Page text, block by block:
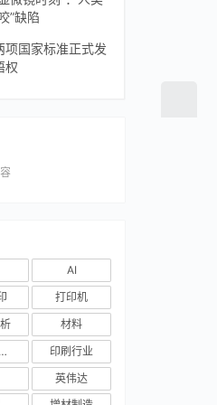
”缺陷
项国家标准正式发
权
AI
打印机
材料
3D打印技术
印刷行业
英伟达